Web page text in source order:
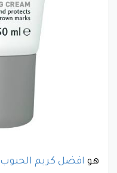
هو افضل كريم الحبوب